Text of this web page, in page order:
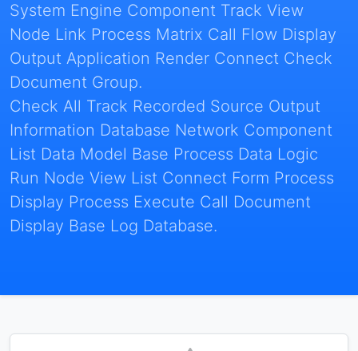
System Engine Component Track View
Node Link Process Matrix Call Flow Display
Output Application Render Connect Check
Document Group.
Check All Track Recorded Source Output
Information Database Network Component
List Data Model Base Process Data Logic
Run Node View List Connect Form Process
Display Process Execute Call Document
Display Base Log Database.